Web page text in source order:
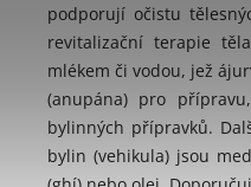
podporují očistu
revitalizační terapie
mlékem či vodou, jež
(anupána) pro
bylinných přípravků.
bylin (vehikula) jsou